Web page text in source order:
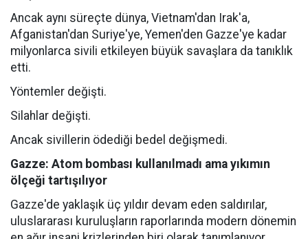
Ancak aynı süreçte dünya, Vietnam'dan Irak'a,
Afganistan'dan Suriye'ye, Yemen'den Gazze'ye kadar
milyonlarca sivili etkileyen büyük savaşlara da tanıklık
etti.
Yöntemler değişti.
Silahlar değişti.
Ancak sivillerin ödediği bedel değişmedi.
Gazze: Atom bombası kullanılmadı ama yıkımın
ölçeği tartışılıyor
Gazze'de yaklaşık üç yıldır devam eden saldırılar,
uluslararası kuruluşların raporlarında modern dönemin